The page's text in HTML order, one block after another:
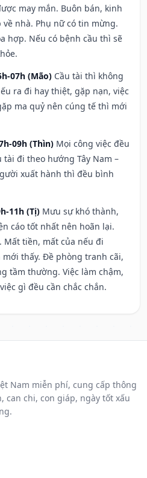
may mắn. Buôn bán, kinh
nhà. Phụ nữ có tin mừng.
hợp. Nếu có bệnh cầu thì sẽ
07h (Mão) Cầu tài thì không
ra đi hay thiệt, gặp nạn, việc
ma quỷ nên cúng tế thì mới
09h (Thìn) Mọi công việc đều
đi theo hướng Tây Nam –
xuất hành thì đều bình
11h (Tị) Mưu sự khó thành,
cáo tốt nhất nên hoãn lại.
Mất tiền, mất của nếu đi
thấy. Đề phòng tranh cãi,
tầm thường. Việc làm chậm,
gì đều cần chắc chắn.
Nam miễn phí, cung cấp thông
can chi, con giáp, ngày tốt xấu